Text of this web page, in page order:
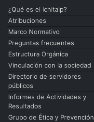
¿Qué es el Ichitaip?
Atribuciones
Marco Normativo
Preguntas frecuentes
Estructura Orgánica
Vinculación con la sociedad
Directorio de servidores
públicos
Informes de Actividades y
Resultados
Grupo de Ética y Prevención